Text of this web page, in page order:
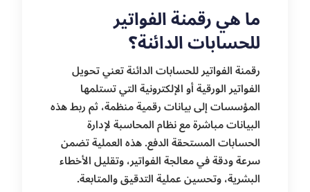
ما هي رقمنة الفواتير
للحسابات الدائنة؟
رقمنة الفواتير للحسابات الدائنة تعني تحويل
الفواتير الورقية أو الإلكترونية التي تستلمها
المؤسسات إلى بيانات رقمية منظمة، ثم ربط هذه
البيانات مباشرة مع نظام المحاسبة لإدارة
الحسابات المستحقة الدفع. هذه العملية تضمن
سرعة ودقة في معالجة الفواتير، وتقليل الأخطاء
البشرية، وتحسين عملية التدقيق والمتابعة.